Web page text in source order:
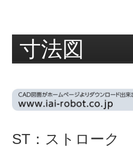
寸法図
ST：ストローク